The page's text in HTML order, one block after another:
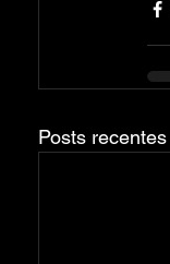
Posts recentes